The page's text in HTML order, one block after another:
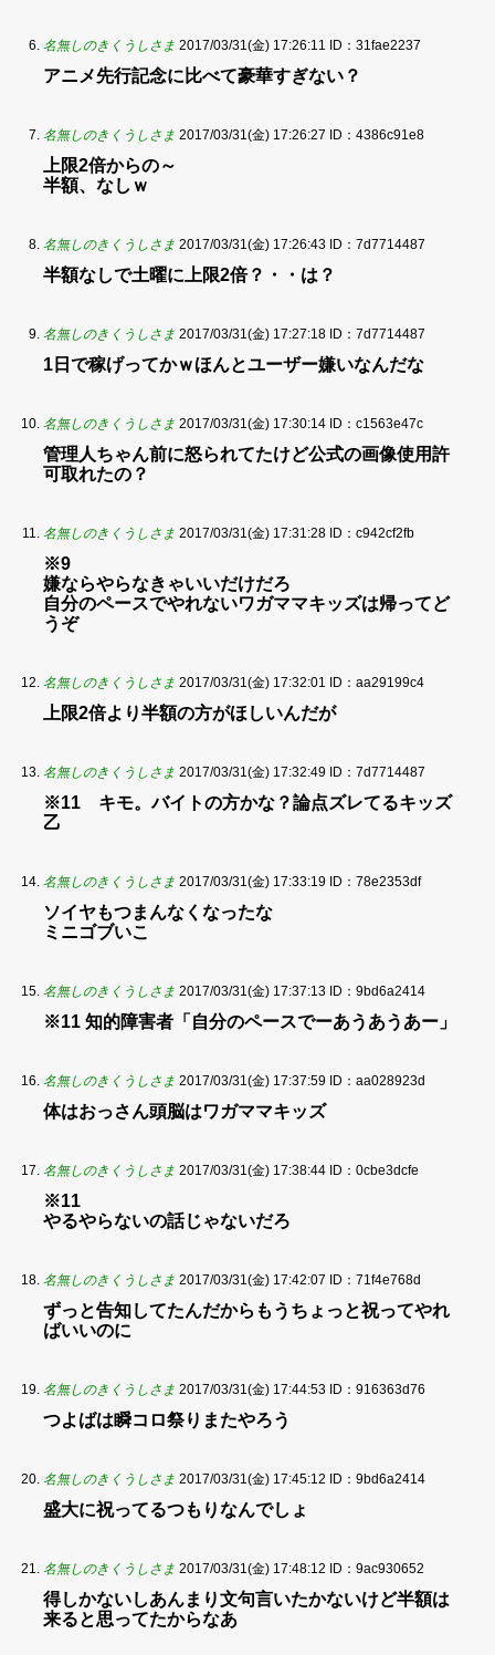
名無しのきくうしさま 2017/03/31(金) 17:26:11 ID：31fae2237
アニメ先行記念に比べて豪華すぎない？
名無しのきくうしさま 2017/03/31(金) 17:26:27 ID：4386c91e8
上限2倍からの～
半額、なしｗ
名無しのきくうしさま 2017/03/31(金) 17:26:43 ID：7d7714487
半額なしで土曜に上限2倍？・・は？
名無しのきくうしさま 2017/03/31(金) 17:27:18 ID：7d7714487
1日で稼げってかｗほんとユーザー嫌いなんだな
名無しのきくうしさま 2017/03/31(金) 17:30:14 ID：c1563e47c
管理人ちゃん前に怒られてたけど公式の画像使用許
可取れたの？
名無しのきくうしさま 2017/03/31(金) 17:31:28 ID：c942cf2fb
※9
嫌ならやらなきゃいいだけだろ
自分のペースでやれないワガママキッズは帰ってど
うぞ
名無しのきくうしさま 2017/03/31(金) 17:32:01 ID：aa29199c4
上限2倍より半額の方がほしいんだが
名無しのきくうしさま 2017/03/31(金) 17:32:49 ID：7d7714487
※11 キモ。バイトの方かな？論点ズレてるキッズ
乙
名無しのきくうしさま 2017/03/31(金) 17:33:19 ID：78e2353df
ソイヤもつまんなくなったな
ミニゴブいこ
名無しのきくうしさま 2017/03/31(金) 17:37:13 ID：9bd6a2414
※11 知的障害者「自分のペースでーあうあうあー」
名無しのきくうしさま 2017/03/31(金) 17:37:59 ID：aa028923d
体はおっさん頭脳はワガママキッズ
名無しのきくうしさま 2017/03/31(金) 17:38:44 ID：0cbe3dcfe
※11
やるやらないの話じゃないだろ
名無しのきくうしさま 2017/03/31(金) 17:42:07 ID：71f4e768d
ずっと告知してたんだからもうちょっと祝ってやれ
ばいいのに
名無しのきくうしさま 2017/03/31(金) 17:44:53 ID：916363d76
つよばは瞬コロ祭りまたやろう
名無しのきくうしさま 2017/03/31(金) 17:45:12 ID：9bd6a2414
盛大に祝ってるつもりなんでしょ
名無しのきくうしさま 2017/03/31(金) 17:48:12 ID：9ac930652
得しかないしあんまり文句言いたかないけど半額は
来ると思ってたからなあ